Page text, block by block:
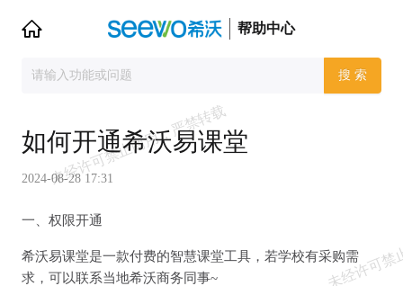
帮助中心
搜 索
如何开通希沃易课堂
2024-08-28 17:31
一、权限开通
希沃易课堂是一款付费的智慧课堂工具，若学校有采购需
求，可以联系当地希沃商务同事~